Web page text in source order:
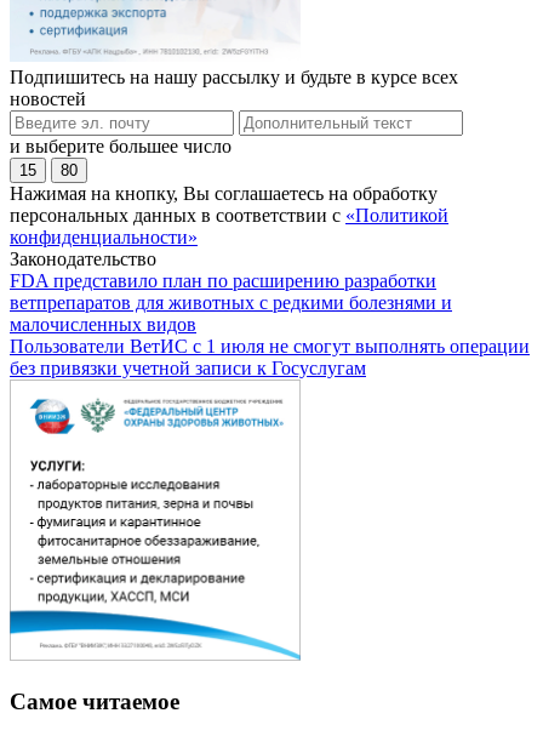
Подпишитесь на нашу рассылку и будьте в курсе всех
новостей
и выберите большее число
15 80
Нажимая на кнопку, Вы соглашаетесь на обработку
персональных данных в соответствии с «Политикой
конфиденциальности»
Законодательство
FDA представило план по расширению разработки
ветпрепаратов для животных с редкими болезнями и
малочисленных видов
Пользователи ВетИС с 1 июля не смогут выполнять операции
без привязки учетной записи к Госуслугам
Самое читаемое